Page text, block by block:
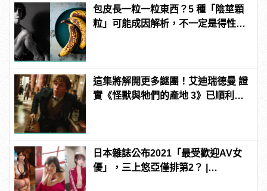
包皮長一粒一粒東西？5 種「陰莖顆
粒」可能成因解析，不一定是得性
這集將解開更多謎團！艾迪瑞德曼 證
實《怪獸與牠們的產地 3》已順利開
日本雜誌公布2021「最受歡迎AV女
優」，三上悠亞僅排第2？ |